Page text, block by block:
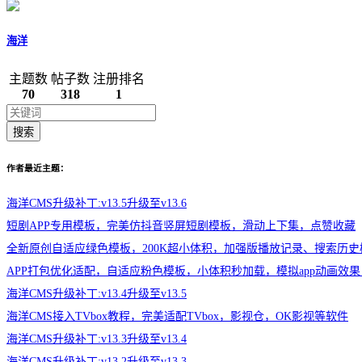
海洋
主题数
70
帖子数
318
注册排名
1
搜索
作者最近主题：
海洋CMS升级补丁:v13.5升级至v13.6
短剧APP专用模板，完美仿抖音竖屏短剧模板，滑动上下集，点赞收藏
全新原创自适应绿色模板，200K超小体积，加强版播放记录、搜索历史
APP打包优化适配，自适应粉色模板，小体积秒加载，模拟app动画效
海洋CMS升级补丁:v13.4升级至v13.5
海洋CMS接入TVbox教程，完美适配TVbox，影视仓，OK影视等软件
海洋CMS升级补丁:v13.3升级至v13.4